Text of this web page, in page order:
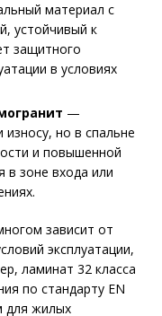
материал с
устойчивый к
защитного
в условиях
—
но в спальне
и повышенной
в зоне входа или
зависит от
эксплуатации,
ламинат 32 класса
по стандарту EN
для жилых